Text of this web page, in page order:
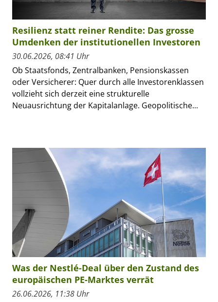
Resilienz statt reiner Rendite: Das grosse
Umdenken der institutionellen Investoren
30.06.2026, 08:41 Uhr
Ob Staatsfonds, Zentralbanken, Pensionskassen
oder Versicherer: Quer durch alle Investorenklassen
vollzieht sich derzeit eine strukturelle
Neuausrichtung der Kapitalanlage. Geopolitische...
Was der Nestlé-Deal über den Zustand des
europäischen PE-Marktes verrät
26.06.2026, 11:38 Uhr